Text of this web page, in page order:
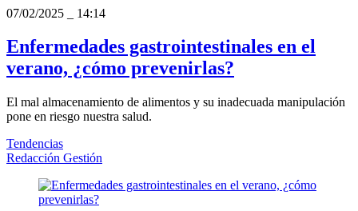
07/02/2025
14:14
Enfermedades gastrointestinales en el
verano, ¿cómo prevenirlas?
El mal almacenamiento de alimentos y su inadecuada manipulación
pone en riesgo nuestra salud.
Tendencias
Redacción Gestión